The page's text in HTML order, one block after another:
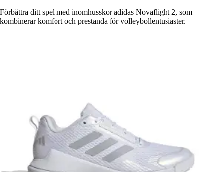
Förbättra ditt spel med inomhusskor adidas Novaflight 2, som
kombinerar komfort och prestanda för volleybollentusiaster.